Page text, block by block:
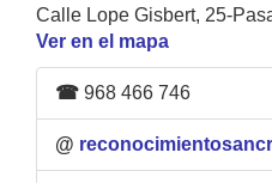
Calle Lope Gisbert, 25-
Ver en el mapa
☎ 968 466 746
@